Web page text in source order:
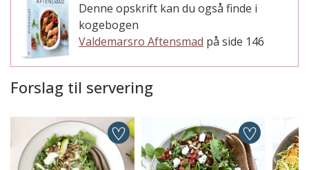
Denne opskrift kan du også finde i
kogebogen
Valdemarsro Aftensmad på side 146
Forslag til servering